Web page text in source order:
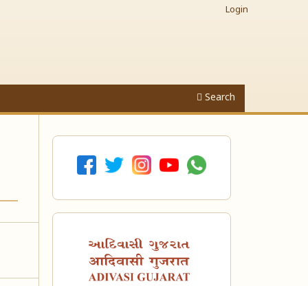
Search
Login